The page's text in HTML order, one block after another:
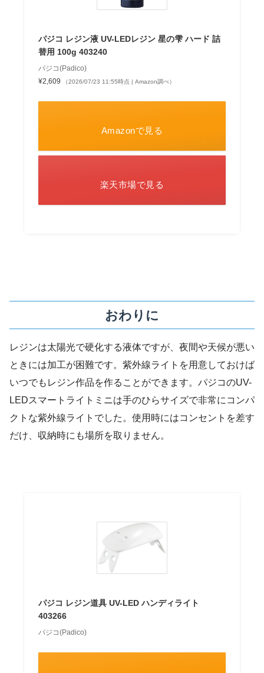
パジコ レジン液 UV-LEDレジン 星の雫 ハード 詰
替用 100g 403240
パジコ(Padico)
¥2,609
（2026/07/23 11:55時点 | Amazon調べ）
Amazonで見る
楽天市場で見る
おわりに
レジンは太陽光で硬化する液体ですが、夜間や天候が悪い
ときには加工が困難です。紫外線ライトを用意しておけば
いつでもレジン作品を作ることができます。パジコのUV-
LEDスマートライトミニは手のひらサイズで非常にコンパ
クトな紫外線ライトでした。使用時にはコンセントを差す
だけ、収納時にも場所を取りません。
パジコ レジン道具 UV-LED ハンディライト
403266
パジコ(Padico)